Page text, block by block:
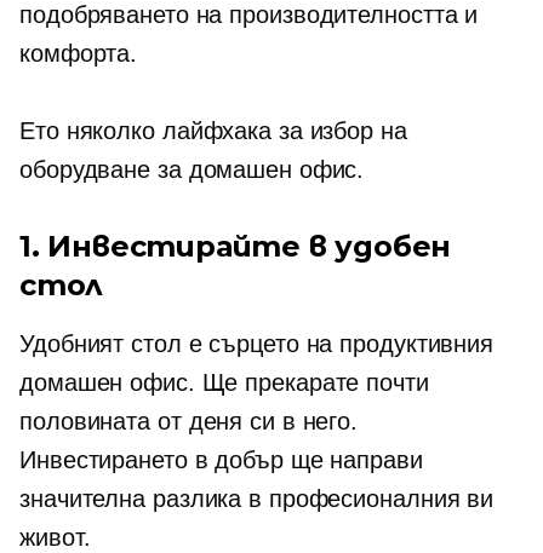
подобряването на производителността и
комфорта.
Ето няколко лайфхака за избор на
оборудване за домашен офис.
1. Инвестирайте в удобен
стол
Удобният стол е сърцето на продуктивния
домашен офис. Ще прекарате почти
половината от деня си в него.
Инвестирането в добър ще направи
значителна разлика в професионалния ви
живот.